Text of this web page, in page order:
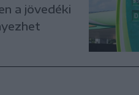
a jövedéki